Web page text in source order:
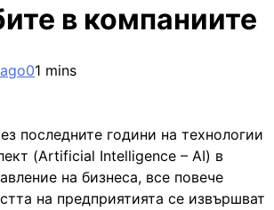
в компаниите
01 mins
последните години на технологии
(Artificial Intelligence – AI) в
на бизнеса, все повече
на предприятията се извършват